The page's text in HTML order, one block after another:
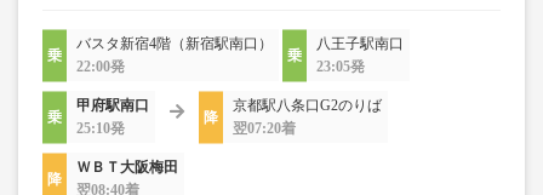
バスタ新宿4階（新宿駅南口）
22:00発
八王子駅南口
23:05発
甲府駅南口
25:10発
京都駅八条口G2のりば
翌07:20着
ＷＢＴ大阪梅田
翌08:40着